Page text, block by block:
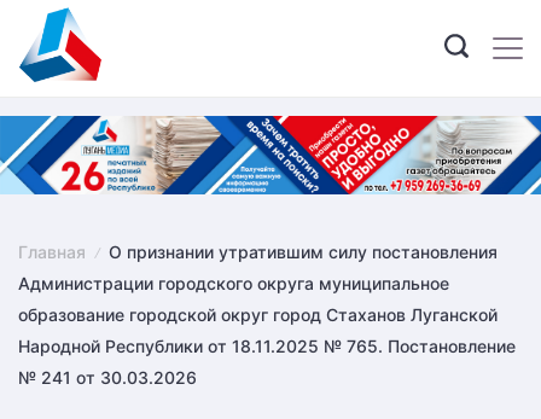
content
Главная
О признании утратившим силу постановления
Администрации городского округа муниципальное
образование городской округ город Стаханов Луганской
Народной Республики от 18.11.2025 № 765. Постановление
№ 241 от 30.03.2026